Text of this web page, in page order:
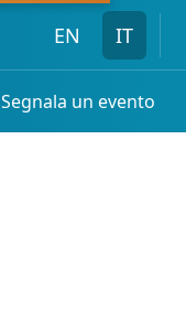
EN IT
Segnala un evento